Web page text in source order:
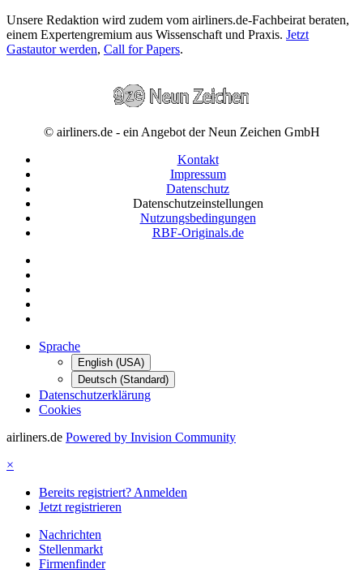
Unsere Redaktion wird zudem vom airliners.de-Fachbeirat beraten,
einem Expertengremium aus Wissenschaft und Praxis. Jetzt
Gastautor werden, Call for Papers.
© airliners.de - ein Angebot der Neun Zeichen GmbH
Kontakt
Impressum
Datenschutz
Datenschutzeinstellungen
Nutzungsbedingungen
RBF-Originals.de
Sprache
English (USA)
Deutsch (Standard)
Datenschutzerklärung
Cookies
airliners.de Powered by Invision Community
×
Bereits registriert? Anmelden
Jetzt registrieren
Nachrichten
Stellenmarkt
Firmenfinder